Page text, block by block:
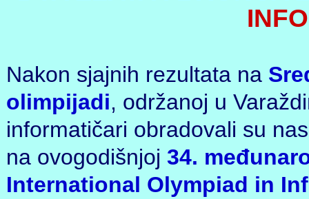
Nakon sjajnih rezultata na
olimpijadi, održanoj u
informatičari obradovali su
na ovogodišnjoj 34.
International Olympiad in